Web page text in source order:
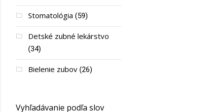
Stomatológia (59)
Detské zubné lekárstvo
(34)
Bielenie zubov(26)
Vyhľadávanie podľa slov